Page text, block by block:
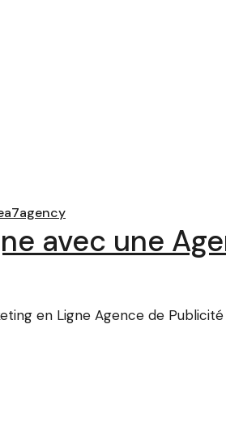
avec une
en Ligne Agence de